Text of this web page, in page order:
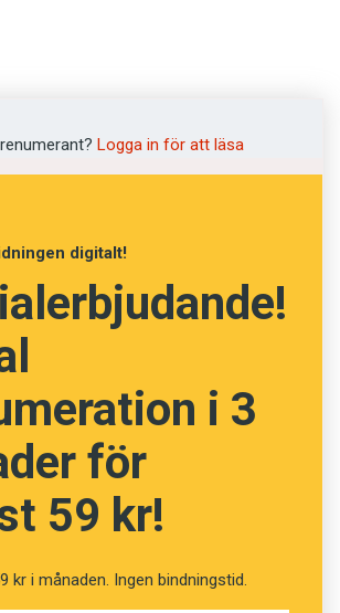
på orden? (Kviss
Logga in för att läsa
digitalt!
i 3
för
59 kr!
kr i månaden. Ingen bindningstid.